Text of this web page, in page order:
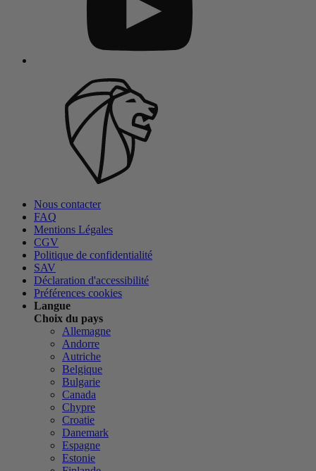
Nous contacter
FAQ
Mentions Légales
CGV
Politique de confidentialité
SAV
Déclaration d'accessibilité
Préférences cookies
Langue
Choix du pays
Allemagne
Andorre
Autriche
Belgique
Bulgarie
Canada
Chypre
Croatie
Danemark
Espagne
Estonie